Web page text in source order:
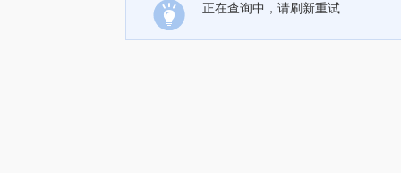
正在查询中，请刷新重试